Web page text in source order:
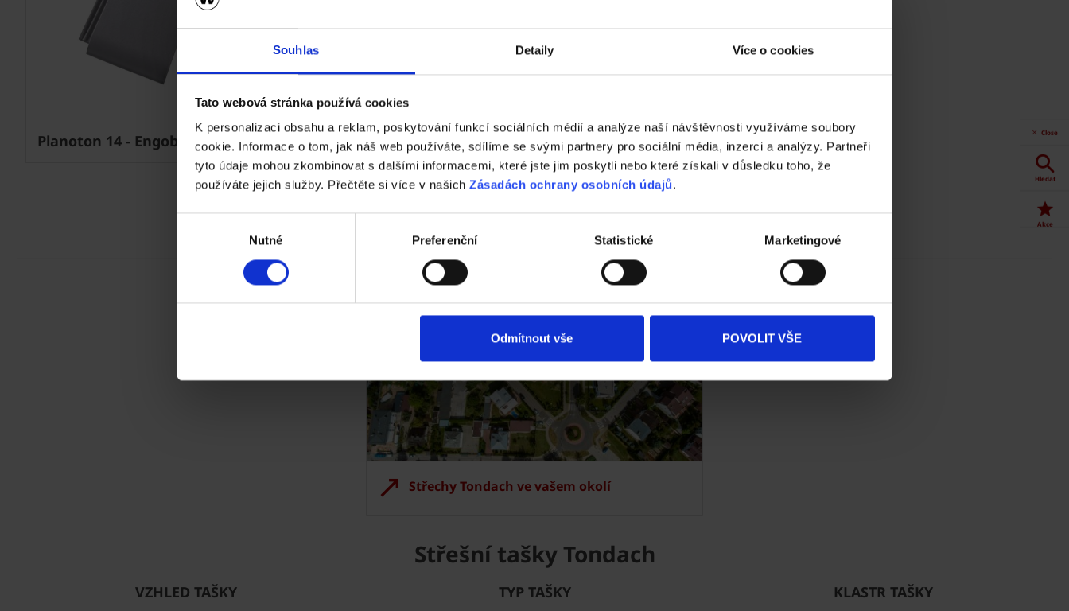
Souhlas Detaily Více o cookies
Tato webová stránka používá cookies
K personalizaci obsahu a reklam, poskytování funkcí sociálních médií a analýze naší návštěvnosti využíváme soubory
cookie. Informace o tom, jak náš web používáte, sdílíme se svými partnery pro sociální média, inzerci a analýzy. Partneři
tyto údaje mohou zkombinovat s dalšími informacemi, které jste jim poskytli nebo které získali v důsledku toho, že
používáte jejich služby. Přečtěte si více v našich Zásadách ochrany osobních údajů.
Nutné Preferenční Statistické Marketingové
Odmítnout vše POVOLIT VŠE
Planoton 14 - Engoba granit
Reference Tondach
Střechy Tondach ve vašem okolí
Střešní tašky Tondach
VZHLED TAŠKY TYP TAŠKY KLASTR TAŠKY
Close
Hledat
Akce